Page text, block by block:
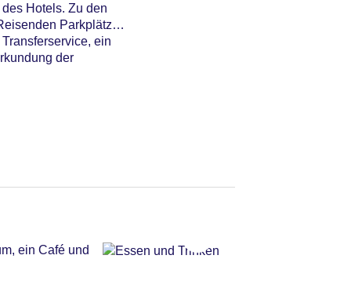
Hotels. Zu den
Parkplätze
ein
der
ein Café und